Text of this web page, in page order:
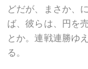
どだが、まさか、
ば、彼らは、円を
とか。連戦連勝ゆ
る。